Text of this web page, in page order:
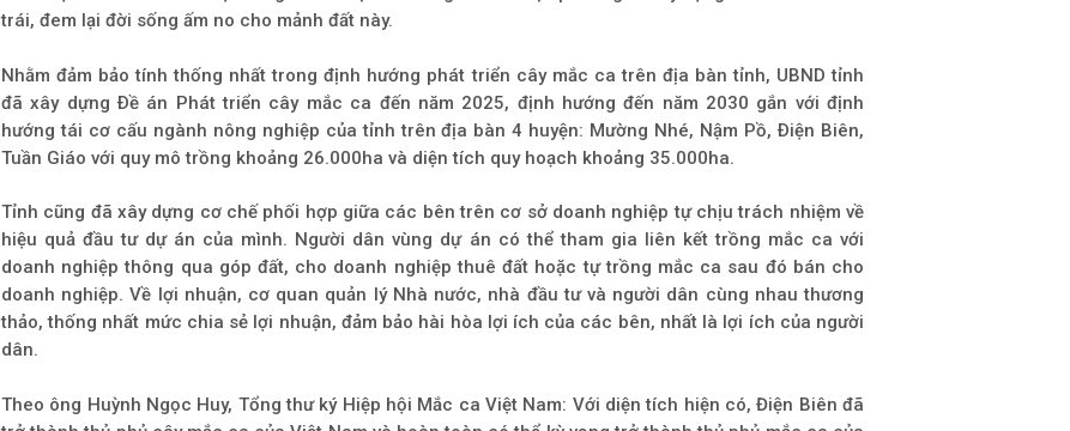
trái, đem lại đời sống ấm no cho mảnh đất này.
Nhằm đảm bảo tính thống nhất trong định hướng phát triển cây mắc ca trên địa bàn tỉnh, UBND tỉnh
đã xây dựng Ðề án Phát triển cây mắc ca đến năm 2025, định hướng đến năm 2030 gắn với định
hướng tái cơ cấu ngành nông nghiệp của tỉnh trên địa bàn 4 huyện: Mường Nhé, Nậm Pồ, Ðiện Biên,
Tuần Giáo với quy mô trồng khoảng 26.000ha và diện tích quy hoạch khoảng 35.000ha.
Tỉnh cũng đã xây dựng cơ chế phối hợp giữa các bên trên cơ sở doanh nghiệp tự chịu trách nhiệm về
hiệu quả đầu tư dự án của mình. Người dân vùng dự án có thể tham gia liên kết trồng mắc ca với
doanh nghiệp thông qua góp đất, cho doanh nghiệp thuê đất hoặc tự trồng mắc ca sau đó bán cho
doanh nghiệp. Về lợi nhuận, cơ quan quản lý Nhà nước, nhà đầu tư và người dân cùng nhau thương
thảo, thống nhất mức chia sẻ lợi nhuận, đảm bảo hài hòa lợi ích của các bên, nhất là lợi ích của người
dân.
Theo ông Huỳnh Ngọc Huy, Tổng thư ký Hiệp hội Mắc ca Việt Nam: Với diện tích hiện có, Điện Biên đã